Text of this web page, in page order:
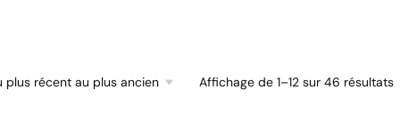
Affichage de 1–12 sur 46 résultats